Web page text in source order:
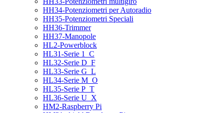
HH34-Potenziometri per Autoradio
HH35-Potenziometri Speciali
HH36-Trimmer
HH37-Manopole
HL2-Powerblock
HL31-Serie 1_C
HL32-Serie D_F
HL33-Serie G_L
HL34-Serie M_O
HL35-Serie P_T
HL36-Serie U_X
HM2-Raspberry Pi